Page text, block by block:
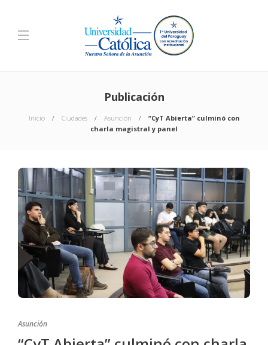
Publicación
Inicio Ciudades Asunción
“CyT Abierta” culminó con
charla magistral y panel
Asunción